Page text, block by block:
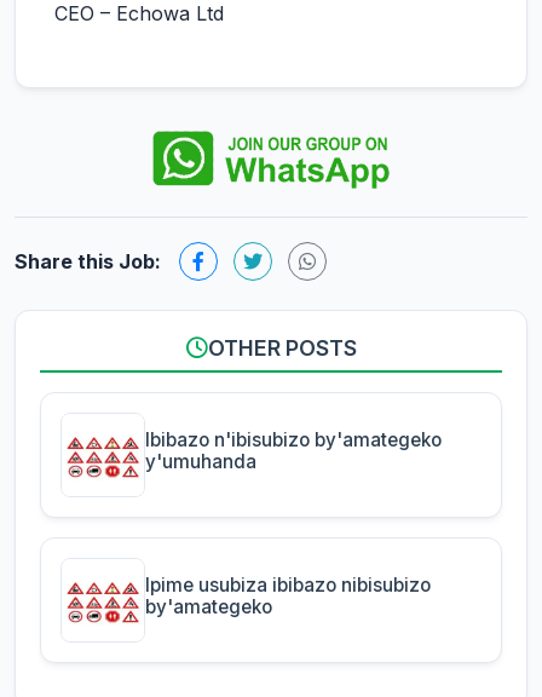
CEO – Echowa Ltd
Share this Job:
OTHER POSTS
Ibibazo n'ibisubizo by'amategeko
y'umuhanda
Ipime usubiza ibibazo nibisubizo
by'amategeko